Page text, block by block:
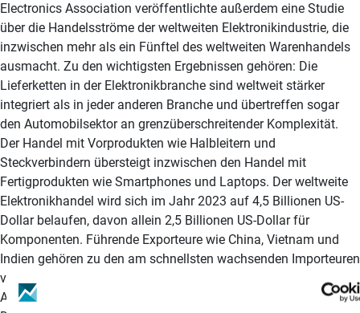
Electronics Association veröffentlichte außerdem eine Studie
über die Handelsströme der weltweiten Elektronikindustrie, die
inzwischen mehr als ein Fünftel des weltweiten Warenhandels
ausmacht. Zu den wichtigsten Ergebnissen gehören: Die
Lieferketten in der Elektronikbranche sind weltweit stärker
integriert als in jeder anderen Branche und übertreffen sogar
den Automobilsektor an grenzüberschreitender Komplexität.
Der Handel mit Vorprodukten wie Halbleitern und
Steckverbindern übersteigt inzwischen den Handel mit
Fertigprodukten wie Smartphones und Laptops. Der weltweite
Elektronikhandel wird sich im Jahr 2023 auf 4,5 Billionen US-
Dollar belaufen, davon allein 2,5 Billionen US-Dollar für
Komponenten. Führende Exporteure wie China, Vietnam und
Indien gehören zu den am schnellsten wachsenden Importeuren
von elektronischen Vorprodukten, was die tiefe gegenseitige
Abhängigkeit in der globalen Elektronikproduktion unterstreicht.